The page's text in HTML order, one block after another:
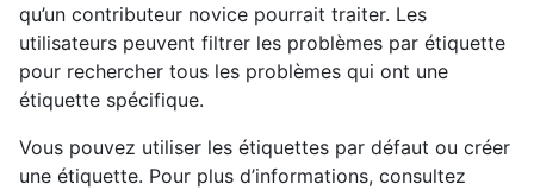
qu’un contributeur novice pourrait traiter. Les
utilisateurs peuvent filtrer les problèmes par étiquette
pour rechercher tous les problèmes qui ont une
étiquette spécifique.
Vous pouvez utiliser les étiquettes par défaut ou créer
une étiquette. Pour plus d’informations, consultez